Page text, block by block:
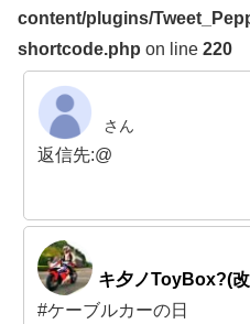
content/plugins/
shortcode.php on line 220
さん
返信先:@
キ夕ノToyBox?(改
#ケーブルカーの日